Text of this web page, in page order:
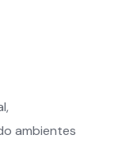
ambientes